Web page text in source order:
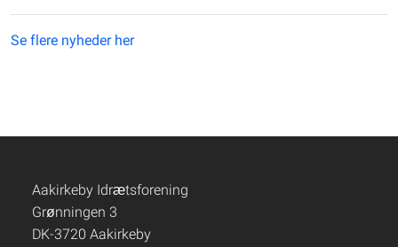
Se flere nyheder her
Aakirkeby Idrætsforening
Grønningen 3
DK-3720 Aakirkeby